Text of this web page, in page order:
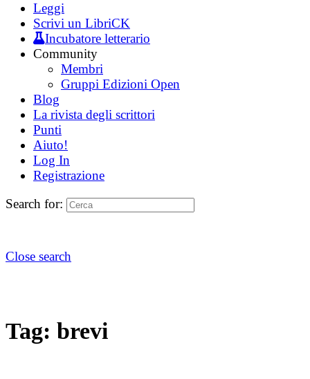
Leggi
Scrivi un LibriCK
Incubatore letterario
Community
Membri
Gruppi Edizioni Open
Blog
La rivista degli scrittori
Punti
Aiuto!
Log In
Registrazione
Search for:
Close search
Tag: brevi